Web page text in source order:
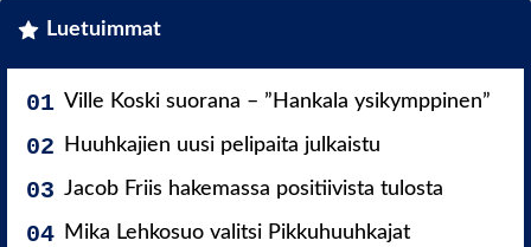
Luetuimmat
Ville Koski suorana – ”Hankala ysikymppinen”
Huuhkajien uusi pelipaita julkaistu
Jacob Friis hakemassa positiivista tulosta
Mika Lehkosuo valitsi Pikkuhuuhkajat